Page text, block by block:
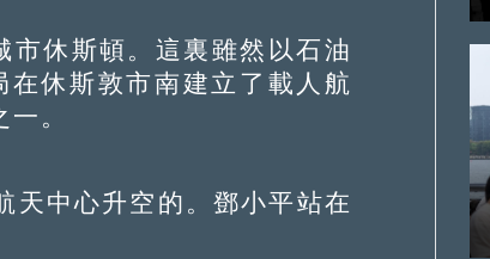
休斯頓。這裏雖然以石油
休斯敦市南建立了載人航
。
中心升空的。鄧小平站在